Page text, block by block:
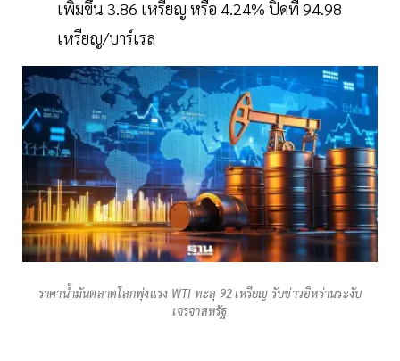
เพิ่มขึ้น 3.86 เหรียญ หรือ 4.24% ปิดที่ 94.98
เหรียญ/บาร์เรล
ราคาน้ำมันตลาดโลกพุ่งแรง WTI ทะลุ 92 เหรียญ รับข่าวอิหร่านระงับ
เจรจาสหรัฐ